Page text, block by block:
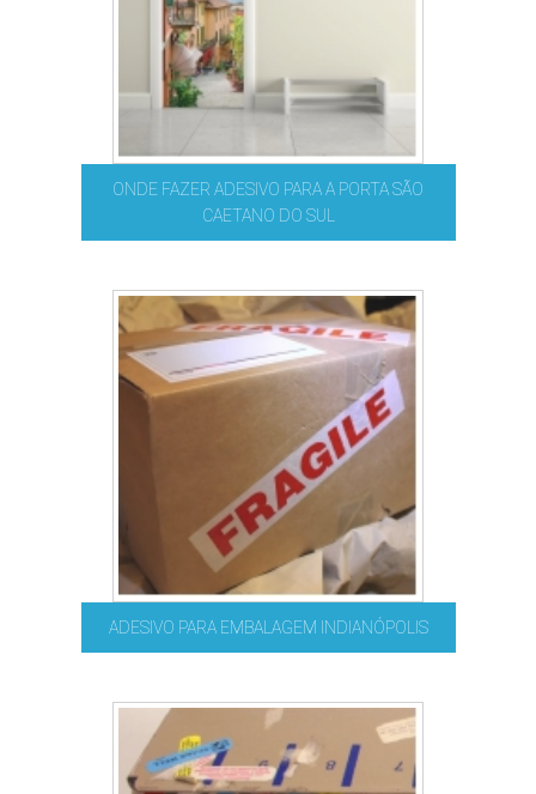
ONDE FAZER ADESIVO PARA A PORTA SÃO
CAETANO DO SUL
ADESIVO PARA EMBALAGEM INDIANÓPOLIS